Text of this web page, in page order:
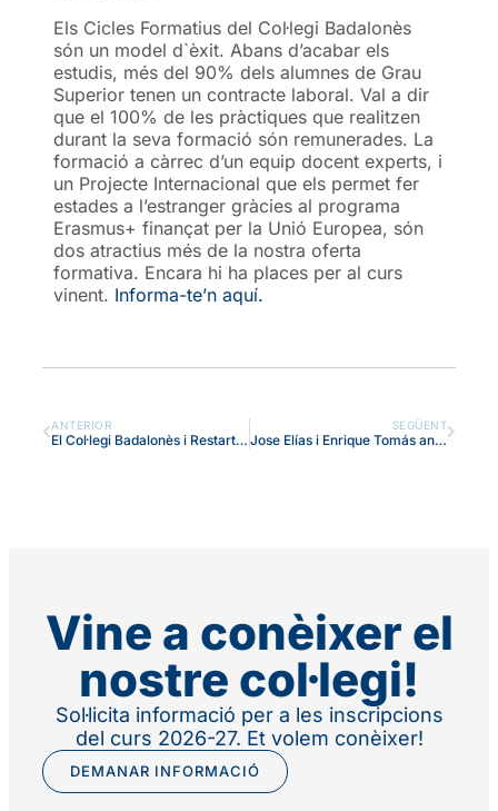
Els Cicles Formatius del Col·legi Badalonès
són un model d`èxit. Abans d’acabar els
estudis, més del 90% dels alumnes de Grau
Superior tenen un contracte laboral. Val a dir
que el 100% de les pràctiques que realitzen
durant la seva formació són remunerades. La
formació a càrrec d’un equip docent experts, i
un Projecte Internacional que els permet fer
estades a l’estranger gràcies al programa
Erasmus+ finançat per la Unió Europea, són
dos atractius més de la nostra oferta
formativa. Encara hi ha places per al curs
vinent. Informa-te’n aquí.
ANTERIOR
El Col·legi Badalonès i Restarting Badalona, aliança pel talent i l’emprenedoria
SEGÜENT
Jose Elías i Enrique Tomás animen els joves a emprendre en l’inici del curs de Cicles Formatius del Badalonès
Vine a conèixer el
nostre col·legi!
Sol·licita informació per a les inscripcions
del curs 2026-27. Et volem conèixer!
DEMANAR INFORMACIÓ